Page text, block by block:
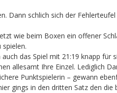
Dann schlich sich der
wie beim Boxen ein offener
das Spiel mit 21:19 knapp für
allesamt Ihre Einzel. Lediglich
Punktspielerin – gewann
gings in den dritten Satz den